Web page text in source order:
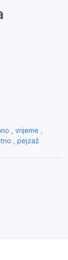
vrijeme
pejzaž